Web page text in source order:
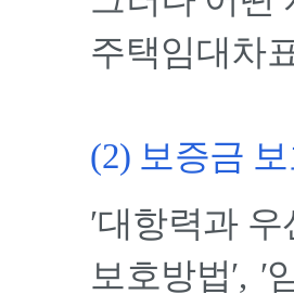
주택임대차
(2) 보증금
′대항력과
보호방법′,